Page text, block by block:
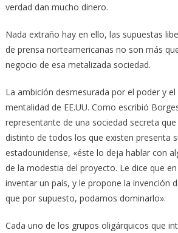
verdad dan mucho dinero.
Nada extraño hay en ello, las supuestas
de prensa norteamericanas no son más
negocio de esa metalizada sociedad.
La ambición desmesurada por el poder y
mentalidad de EE.UU. Como escribió
representante de una sociedad secreta
distinto de todos los que existen presenta
estadounidense, «éste lo deja hablar con
de la modestia del proyecto. Le dice que
inventar un país, y le propone la invención
que por supuesto, podamos dominarlo».
Cada uno de los grupos oligárquicos que